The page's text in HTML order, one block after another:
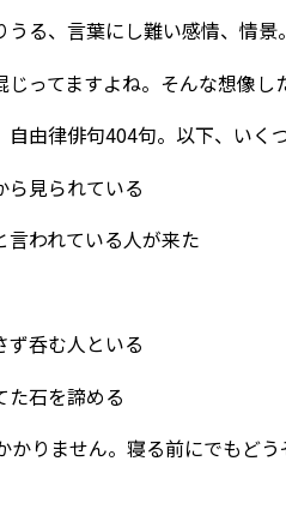
る、言葉にし難い感情、情景
ってますよね。そんな想像し
由律俳句404句。以下、いく
見られている
われている人が来た
呑む人といる
石を諦める
りません。寝る前にでもどう